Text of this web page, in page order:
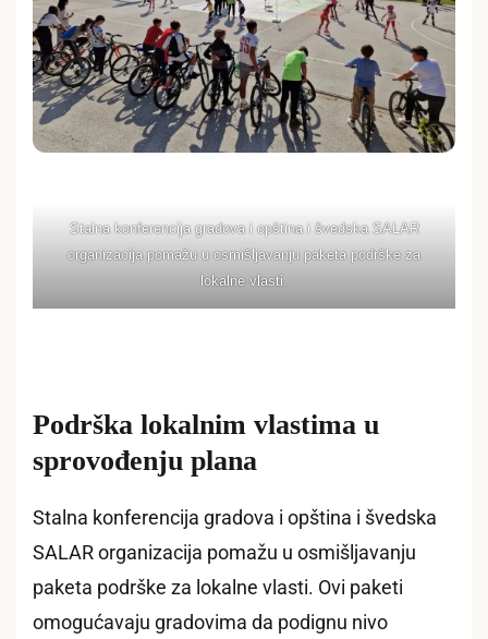
Stalna konferencija gradova i opština i švedska SALAR
organizacija pomažu u osmišljavanju paketa podrške za
lokalne vlasti.
Podrška lokalnim vlastima u
sprovođenju plana
Stalna konferencija gradova i opština i švedska
SALAR organizacija pomažu u osmišljavanju
paketa podrške za lokalne vlasti. Ovi paketi
omogućavaju gradovima da podignu nivo